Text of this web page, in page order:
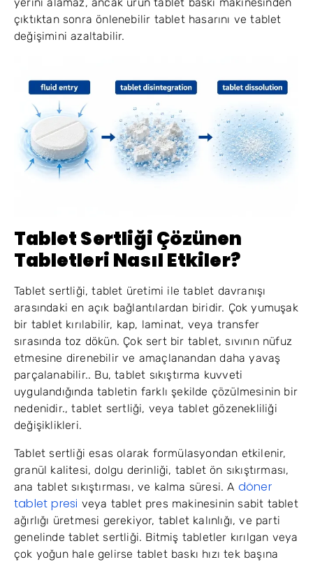
çıktıktan sonra önlenebilir tablet hasarını ve tablet
değişimini azaltabilir.
Tablet Sertliği Çözünen
Tabletleri Nasıl Etkiler?
Tablet sertliği, tablet üretimi ile tablet davranışı
arasındaki en açık bağlantılardan biridir. Çok yumuşak
bir tablet kırılabilir, kap, laminat, veya transfer
sırasında toz dökün. Çok sert bir tablet, sıvının nüfuz
etmesine direnebilir ve amaçlanandan daha yavaş
parçalanabilir.. Bu, tablet sıkıştırma kuvveti
uygulandığında tabletin farklı şekilde çözülmesinin bir
nedenidir., tablet sertliği, veya tablet gözenekliliği
değişiklikleri.
Tablet sertliği esas olarak formülasyondan etkilenir,
granül kalitesi, dolgu derinliği, tablet ön sıkıştırması,
ana tablet sıkıştırması, ve kalma süresi. A döner
tablet presi veya tablet pres makinesinin sabit tablet
ağırlığı üretmesi gerekiyor, tablet kalınlığı, ve parti
genelinde tablet sertliği. Bitmiş tabletler kırılgan veya
çok yoğun hale gelirse tablet baskı hızı tek başına